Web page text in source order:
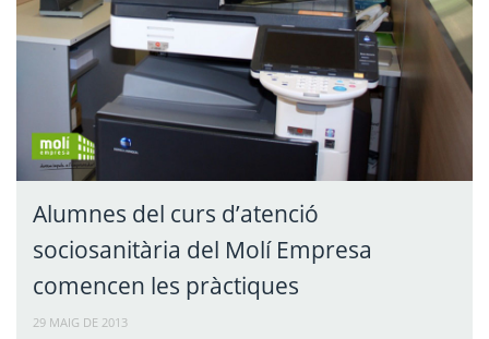
Alumnes del curs d’atenció
sociosanitària del Molí Empresa
comencen les pràctiques
29 MAIG DE 2013